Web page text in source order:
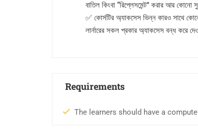
বাতিল কিংবা “রিপ্লেসমেন্ট” করার আর
✅ কোর্সটির অ্যাকসেস ভিন্ন কারও সাথে
লার্নারের সকল প্রকার অ্যাকসেস বন্ধ করে
Requirements
The learners should have a